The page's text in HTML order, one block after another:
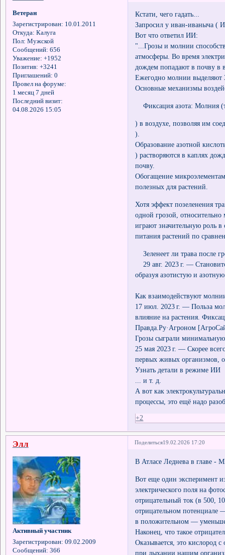
Ветеран
Зарегистрирован: 10.01.2011
Откуда: Калуга
Пол: Мужской
Сообщений: 656
Уважение: +1952
Позитив: +3241
Приглашений: 0
Провел на форуме:
1 месяц 7 дней
Последний визит:
04.08.2026 15:05
Кстати, чего гадать...
Запросил у иван-иваныча (
Вот что ответил ИИ:
"...Грозы и молнии
атмосферы. Во время
дождем попадают в почву в
Ежегодно молнии выделяют
Основные механизмы
Фиксация азота: Молния
) в воздухе, позволяя им
).
Образование азотной
) растворяются в каплях
почву.
Обогащение
полезных для растений.
Хотя эффект позеленения
одной грозой,
играют значительную роль
питания растений по
Зеленеет ли трава после
29 авг. 2023 г. —
образуя азотистую и
Как взаимодействуют
17 июл. 2023 г. — Польза
влияние на растения.
Правда.Ру·Агроном
Грозы сыграли
25 мая 2023 г. — Скорее
первых живых организмов,
Узнать детали в режиме ИИ
... и т. д.
А вот как
процессы, это ещё надо
+2
Поделиться19.02.2026 17:20
Элл
Активный участник
Зарегистрирован: 09.02.2009
Сообщений: 366
В Атласе Леднева в
Вот еще один эксперимент
электрического поля на
отрицательный ток (в 500,
отрицательном потенциале
в положительном —
Наконец, что такое
Оказывается, это кислород
при дыхании нашим